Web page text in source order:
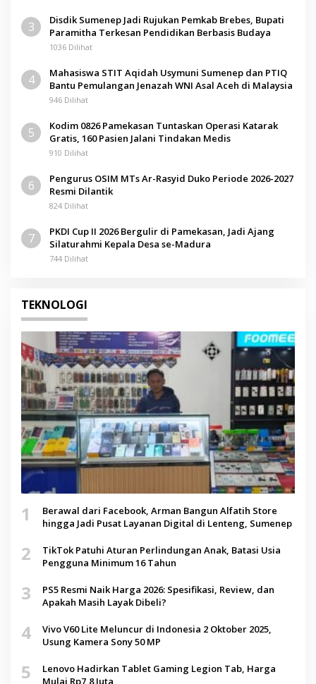
3
Disdik Sumenep Jadi Rujukan Pemkab Brebes, Bupati
Paramitha Terkesan Pendidikan Berbasis Budaya
1036 Dilihat
4
Mahasiswa STIT Aqidah Usymuni Sumenep dan PTIQ
Bantu Pemulangan Jenazah WNI Asal Aceh di Malaysia
946 Dilihat
5
Kodim 0826 Pamekasan Tuntaskan Operasi Katarak
Gratis, 160 Pasien Jalani Tindakan Medis
910 Dilihat
6
Pengurus OSIM MTs Ar-Rasyid Duko Periode 2026-2027
Resmi Dilantik
824 Dilihat
7
PKDI Cup II 2026 Bergulir di Pamekasan, Jadi Ajang
Silaturahmi Kepala Desa se-Madura
744 Dilihat
TEKNOLOGI
1
Berawal dari Facebook, Arman Bangun Alfatih Store
hingga Jadi Pusat Layanan Digital di Lenteng, Sumenep
2
TikTok Patuhi Aturan Perlindungan Anak, Batasi Usia
Pengguna Minimum 16 Tahun
3
PS5 Resmi Naik Harga 2026: Spesifikasi, Review, dan
Apakah Masih Layak Dibeli?
4
Vivo V60 Lite Meluncur di Indonesia 2 Oktober 2025,
Usung Kamera Sony 50 MP
5
Lenovo Hadirkan Tablet Gaming Legion Tab, Harga
Mulai Rp7,8 Juta